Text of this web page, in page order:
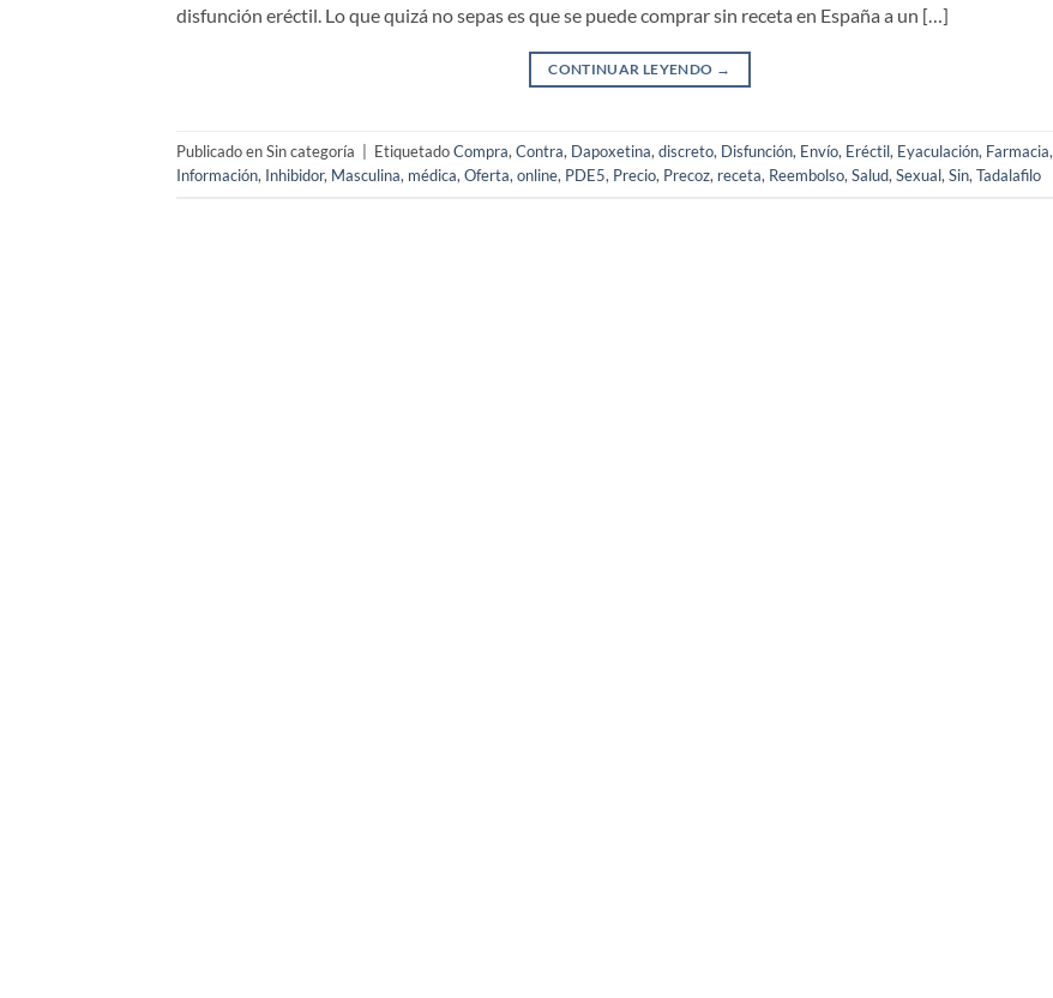
disfunción eréctil. Lo que quizá no sepas es que se puede comprar sin receta en España a un […]
CONTINUAR LEYENDO →
Publicado en Sin categoría EtiquetadoCompra, Contra, Dapoxetina, discreto, Disfunción, Envío, Eréctil, Eyaculación, Farmacia,
Información, Inhibidor, Masculina, médica, Oferta, online, PDE5, Precio, Precoz, receta, Reembolso, Salud, Sexual, Sin, Tadalafilo